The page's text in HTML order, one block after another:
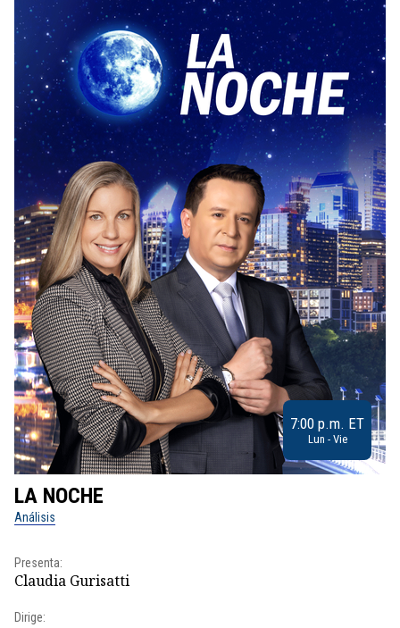
7:00 p.m. ET
Lun - Vie
LA NOCHE
Análisis
Presenta:
Claudia Gurisatti
Dirige: